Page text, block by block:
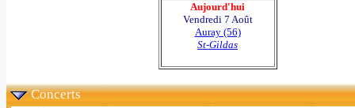
Aujourd'hui
Vendredi 7 Août
Auray (56)
St-Gildas
Concerts